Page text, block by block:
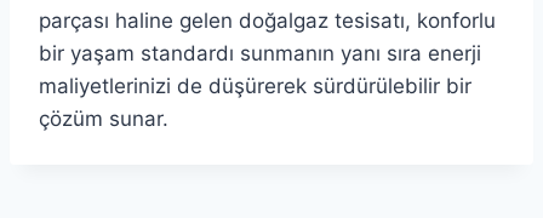
parçası haline gelen doğalgaz tesisatı, konforlu
bir yaşam standardı sunmanın yanı sıra enerji
maliyetlerinizi de düşürerek sürdürülebilir bir
çözüm sunar.